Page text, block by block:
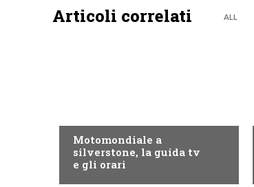
Articoli correlati ALL
Motomondiale a
silverstone, la guida tv
e gli orari